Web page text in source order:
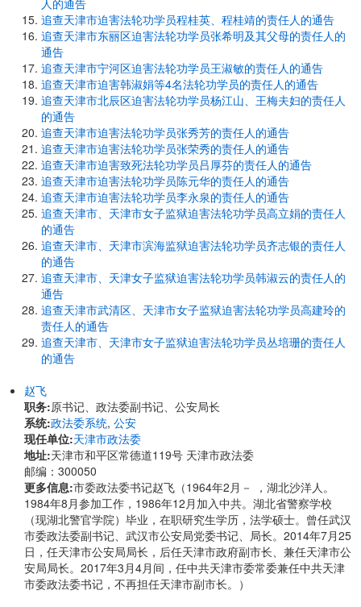
人的通告
追查天津市迫害法轮功学员程桂英、程桂靖的责任人的通告
追查天津市东丽区迫害法轮功学员张希明及其父母的责任人的
通告
追查天津市宁河区迫害法轮功学员王淑敏的责任人的通告
追查天津市迫害韩淑娟等4名法轮功学员的责任人的通告
追查天津市北辰区迫害法轮功学员杨江山、王梅夫妇的责任人
的通告
追查天津市迫害法轮功学员张秀芳的责任人的通告
追查天津市迫害法轮功学员张荣秀的责任人的通告
追查天津市迫害致死法轮功学员吕厚芬的责任人的通告
追查天津市迫害法轮功学员陈元华的责任人的通告
追查天津市迫害法轮功学员李永泉的责任人的通告
追查天津市、天津市女子监狱迫害法轮功学员高立娟的责任人
的通告
追查天津市、天津市滨海监狱迫害法轮功学员齐志银的责任人
的通告
追查天津市、天津女子监狱迫害法轮功学员韩淑云的责任人的
通告
追查天津市武清区、天津市女子监狱迫害法轮功学员高建玲的
责任人的通告
追查天津市、天津市女子监狱迫害法轮功学员丛培珊的责任人
的通告
赵飞
职务:原书记、政法委副书记、公安局长
系统:政法委系统, 公安
现任单位:天津市政法委
地址:天津市和平区常德道119号 天津市政法委
邮编：300050
更多信息:市委政法委书记赵飞（1964年2月－ ，湖北沙洋人。
1984年8月参加工作，1986年12月加入中共。湖北省警察学校
（现湖北警官学院）毕业，在职研究生学历，法学硕士。曾任武汉
市委政法委副书记、武汉市公安局党委书记、局长。2014年7月25
日，任天津市公安局局长，后任天津市政府副市长、兼任天津市公
安局局长。2017年3月4月间，任中共天津市委常委兼任中共天津
市委政法委书记，不再担任天津市副市长。）